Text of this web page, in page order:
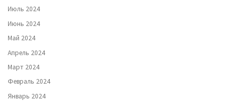
Июль 2024
Июнь 2024
Май 2024
Апрель 2024
Март 2024
Февраль 2024
Январь 2024